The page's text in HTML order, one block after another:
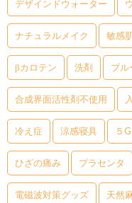
デザインドウォーター
ナチュラルメイク 敏感
βカロテン 洗剤 ブル
合成界面活性剤不使用
冷え症 涼感寝具 ５G
ひざの痛み プラセンタ
電磁波対策グッズ 天然